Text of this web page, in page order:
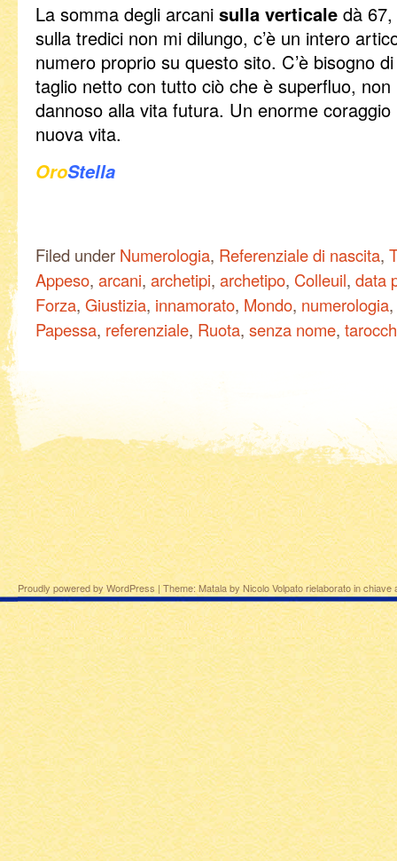
La somma degli arcani sulla verticale dà
sulla tredici non mi dilungo, c’è un intero
numero proprio su questo sito. C’è bisogno
taglio netto con tutto ciò che è superfluo,
dannoso alla vita futura. Un enorme
nuova vita.
OroStella
Filed under Numerologia, Referenziale di nascita,
Appeso, arcani, archetipi, archetipo, Colleuil, data
Forza, Giustizia, innamorato, Mondo, numerologia,
Papessa, referenziale, Ruota, senza nome,
Proudly powered by WordPress|Theme: Matala byNicolo Volpatorielaborato in chiave